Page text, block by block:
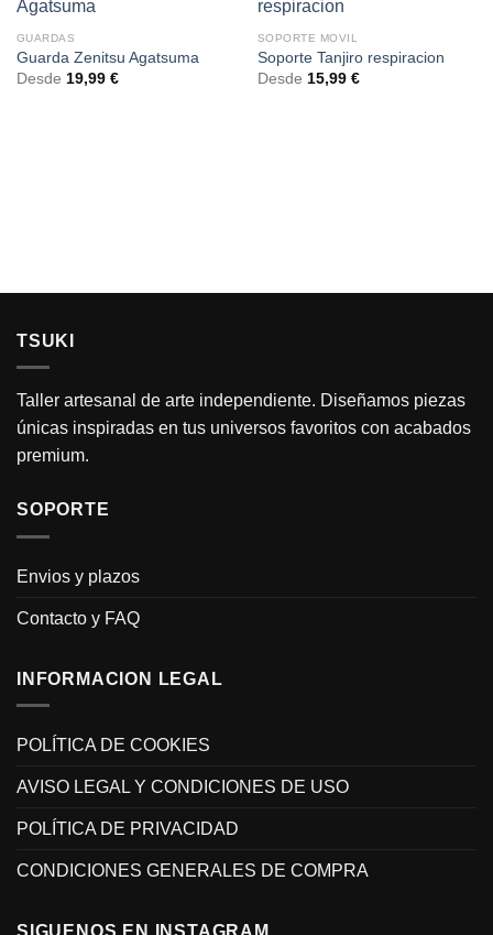
GUARDAS
Guarda Zenitsu Agatsuma
Desde 19,99 €
SOPORTE MOVIL
Soporte Tanjiro respiracion
Desde 15,99 €
TSUKI
Taller artesanal de arte independiente. Diseñamos piezas
únicas inspiradas en tus universos favoritos con acabados
premium.
SOPORTE
Envios y plazos
Contacto y FAQ
INFORMACION LEGAL
POLÍTICA DE COOKIES
AVISO LEGAL Y CONDICIONES DE USO
POLÍTICA DE PRIVACIDAD
CONDICIONES GENERALES DE COMPRA